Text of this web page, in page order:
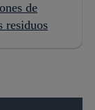
de
residuos